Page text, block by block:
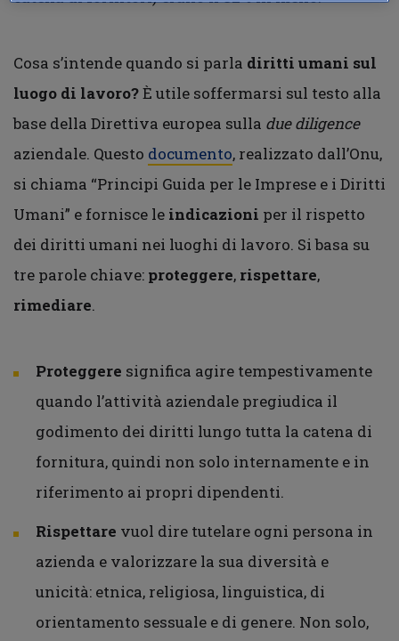
Cosa s’intende quando si parla diritti umani sul
luogo di lavoro?È utile soffermarsi sul testo alla
base della Direttiva europea sulla due diligence
aziendale. Questo documento, realizzato dall’Onu,
si chiama “Principi Guida per le Imprese e i Diritti
Umani” e fornisce le indicazioni per il rispetto
dei diritti umani nei luoghi di lavoro. Si basa su
tre parole chiave: proteggere, rispettare,
rimediare.
Proteggere significa agire tempestivamente
quando l’attività aziendale pregiudica il
godimento dei diritti lungo tutta la catena di
fornitura, quindi non solo internamente e in
riferimento ai propri dipendenti.
Rispettare vuol dire tutelare ogni persona in
azienda e valorizzare la sua diversità e
unicità: etnica, religiosa, linguistica, di
orientamento sessuale e di genere. Non solo,